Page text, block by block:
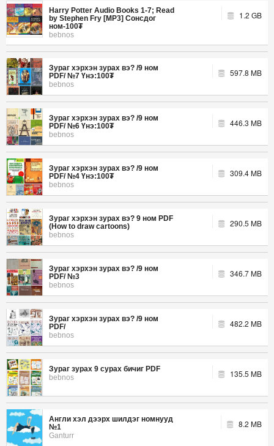
Harry Potter Audio Books 1-7; Read
by Stephen Fry [MP3] Сонсдог
ном-100₮
bebnos
1.2 GB
Зураг хэрхэн зурах вэ? /9 ном
PDF/ №7 Үнэ:100₮
bebnos
597.8 MB
Зураг хэрхэн зурах вэ? /9 ном
PDF/ №6 Үнэ:100₮
bebnos
446.3 MB
Зураг хэрхэн зурах вэ? /9 ном
PDF/ №4 Үнэ:100₮
bebnos
309.4 MB
Зураг хэрхэн зурах вэ? 9 ном PDF
(How to draw cartoons)
bebnos
290.5 MB
Зураг хэрхэн зурах вэ? /9 ном
PDF/ №3
bebnos
346.7 MB
Зураг хэрхэн зурах вэ? /9 ном
PDF/
bebnos
482.2 MB
Зураг зурах 9 сурах бичиг PDF
bebnos
135.5 MB
Англи хэл дээрх шилдэг номнууд
№1
Ganturr
8.2 MB